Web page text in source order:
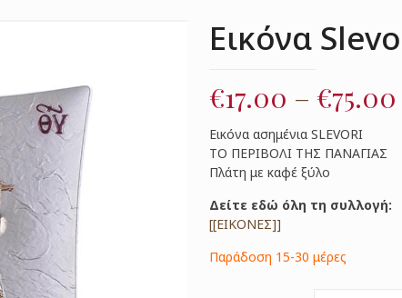
Εικόνα
€17.00 – €75.00
Εικόνα ασημένια SLEVORI
TΟ ΠΕΡΙΒΟΛΙ ΤΗΣ ΠΑΝΑΓΙΑΣ
Πλάτη με καφέ ξύλο
Δείτε εδώ όλη τη συλλογή:
[[ΕΙΚΟΝΕΣ]]
Παράδοση 15-30 μέρες